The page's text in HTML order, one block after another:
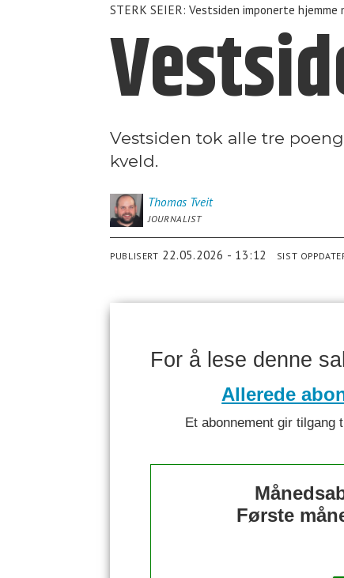
STERK SEIER: Vestsiden imponerte
Vestsiden tok alle tre
kveld.
Thomas Tveit
JOURNALIST
PUBLISERT 22.05.2026 - 13:12 SIST
For å lese denne
Allerede
Et abonnement gir tilgang
Første